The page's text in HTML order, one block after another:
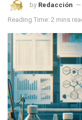
by Redacción
Reading Time: 2 mins